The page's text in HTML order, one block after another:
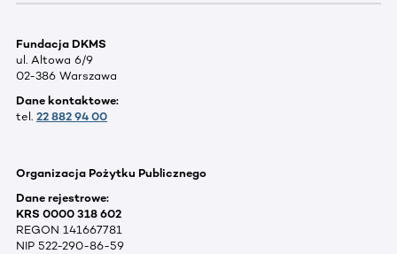
Fundacja DKMS
ul. Altowa 6/9
02-386 Warszawa
Dane kontaktowe:
tel. 22 882 94 00
Organizacja Pożytku Publicznego
Dane rejestrowe:
KRS 0000 318 602
REGON 141667781
NIP 522-290-86-59